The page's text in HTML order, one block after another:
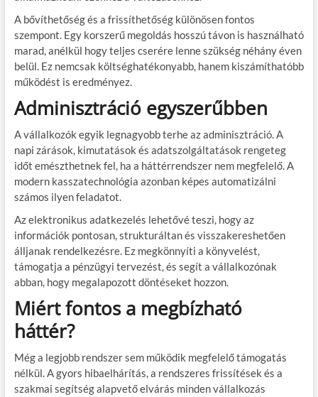
A bővíthetőség és a frissíthetőség különösen fontos
szempont. Egy korszerű megoldás hosszú távon is használható
marad, anélkül hogy teljes cserére lenne szükség néhány éven
belül. Ez nemcsak költséghatékonyabb, hanem kiszámíthatóbb
működést is eredményez.
Adminisztráció egyszerűbben
A vállalkozók egyik legnagyobb terhe az adminisztráció. A
napi zárások, kimutatások és adatszolgáltatások rengeteg
időt emészthetnek fel, ha a háttérrendszer nem megfelelő. A
modern kasszatechnológia azonban képes automatizálni
számos ilyen feladatot.
Az elektronikus adatkezelés lehetővé teszi, hogy az
információk pontosan, strukturáltan és visszakereshetően
álljanak rendelkezésre. Ez megkönnyíti a könyvelést,
támogatja a pénzügyi tervezést, és segít a vállalkozónak
abban, hogy megalapozott döntéseket hozzon.
Miért fontos a megbízható
háttér?
Még a legjobb rendszer sem működik megfelelő támogatás
nélkül. A gyors hibaelhárítás, a rendszeres frissítések és a
szakmai segítség alapvető elvárás minden vállalkozás